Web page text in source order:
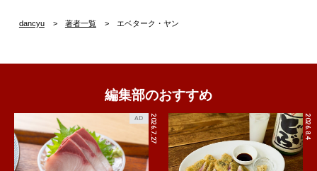
dancyu 著者一覧 エベターク・ヤン
編集部のおすすめ
2026.7.27
AD 2026.8.4